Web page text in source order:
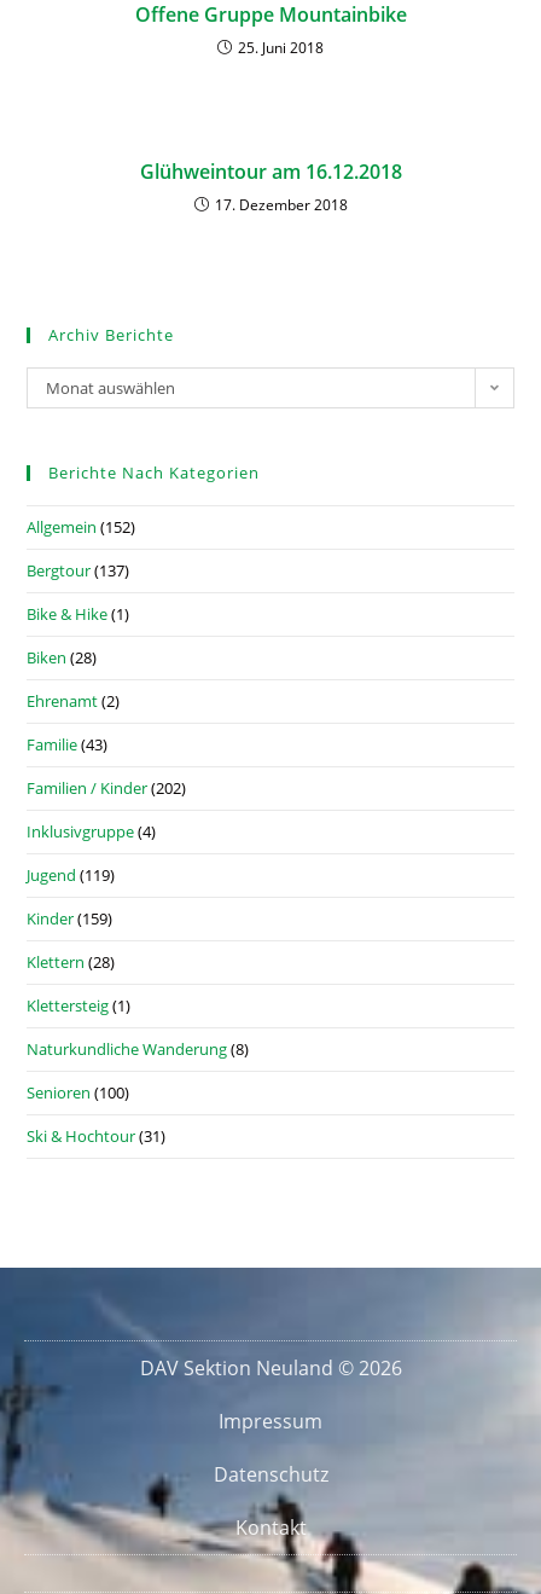
Offene Gruppe Mountainbike
25. Juni 2018
Glühweintour am 16.12.2018
17. Dezember 2018
Archiv Berichte
Monat auswählen
Berichte Nach Kategorien
Allgemein (152)
Bergtour(137)
Bike & Hike(1)
Biken (28)
Ehrenamt(2)
Familie(43)
Familien / Kinder(202)
Inklusivgruppe(4)
Jugend (119)
Kinder(159)
Klettern (28)
Klettersteig(1)
Naturkundliche Wanderung(8)
Senioren (100)
Ski & Hochtour(31)
DAV Sektion Neuland © 2026
Impressum
Datenschutz
Kontakt